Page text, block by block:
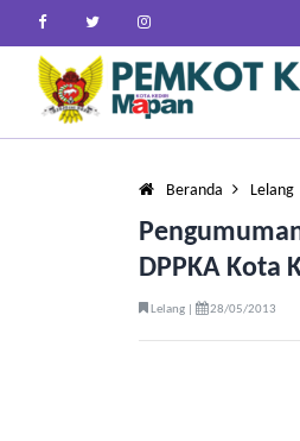
Beranda Lelang
DPPKA Kota
Lelang | 28/05/2013